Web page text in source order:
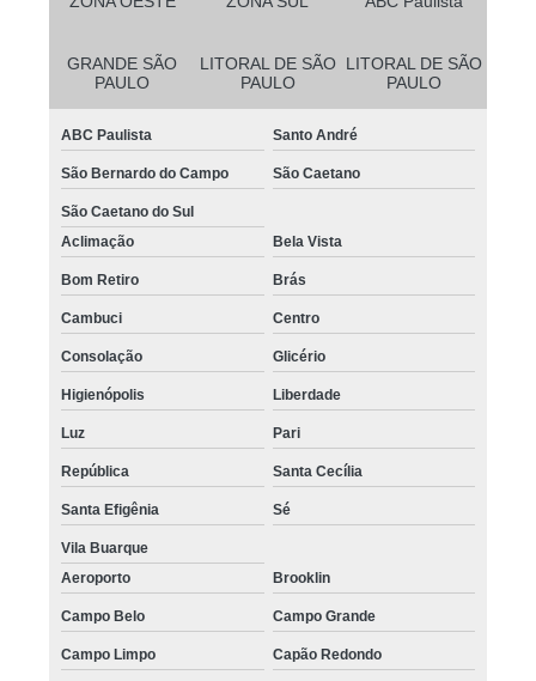
GRANDE SÃO
PAULO
LITORAL DE SÃO
PAULO
LITORAL DE SÃO
PAULO
ABC Paulista Santo André
São Bernardo do Campo São Caetano
São Caetano do Sul
Aclimação
Bela Vista
Bom Retiro Brás
Cambuci Centro
Consolação Glicério
Higienópolis Liberdade
Luz Pari
República Santa Cecília
Santa Efigênia Sé
Vila Buarque
Aeroporto
Brooklin
Campo Belo Campo Grande
Campo Limpo Capão Redondo